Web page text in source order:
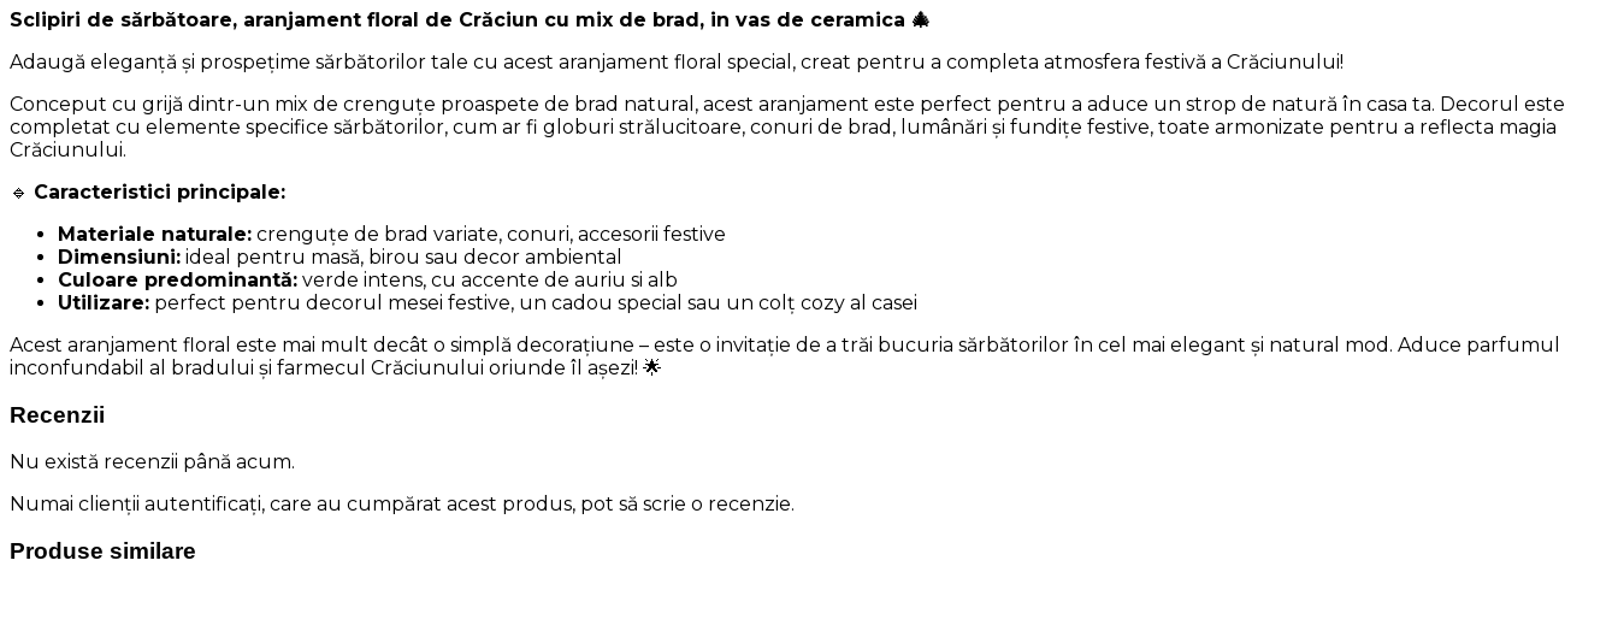
Sclipiri de sărbătoare, aranjament floral de Crăciun cu mix de brad, in vas de ceramica 🎄
Adaugă eleganță și prospețime sărbătorilor tale cu acest aranjament floral special, creat pentru a completa atmosfera festivă a Crăciunului!
Conceput cu grijă dintr-un mix de crenguțe proaspete de brad natural, acest aranjament este perfect pentru a aduce un strop de natură în casa ta. Decorul este
completat cu elemente specifice sărbătorilor, cum ar fi globuri strălucitoare, conuri de brad, lumânări și fundițe festive, toate armonizate pentru a reflecta magia
Crăciunului.
🔹 Caracteristici principale:
Materiale naturale: crenguțe de brad variate, conuri, accesorii festive
Dimensiuni: ideal pentru masă, birou sau decor ambiental
Culoare predominantă: verde intens, cu accente de auriu si alb
Utilizare: perfect pentru decorul mesei festive, un cadou special sau un colț cozy al casei
Acest aranjament floral este mai mult decât o simplă decorațiune – este o invitație de a trăi bucuria sărbătorilor în cel mai elegant și natural mod. Aduce parfumul
inconfundabil al bradului și farmecul Crăciunului oriunde îl așezi! 🌟
Recenzii
Nu există recenzii până acum.
Numai clienții autentificați, care au cumpărat acest produs, pot să scrie o recenzie.
Produse similare